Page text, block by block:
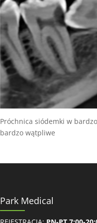
Próchnica siódemki w
bardzo wątpliwe
Park Medical